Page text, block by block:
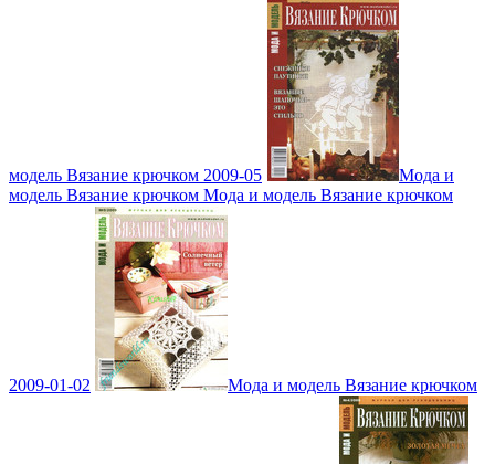
модель Вязание крючком 2009-05
Мода и
модель Вязание крючком Мода и модель Вязание крючком
2009-01-02 Мода и модель Вязание крючком